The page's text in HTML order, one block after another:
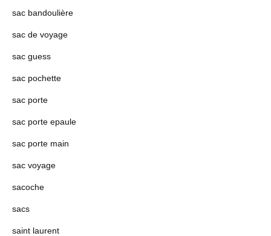
sac bandoulière
sac de voyage
sac guess
sac pochette
sac porte
sac porte epaule
sac porte main
sac voyage
sacoche
sacs
saint laurent